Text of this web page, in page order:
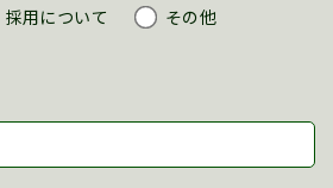
採用について その他